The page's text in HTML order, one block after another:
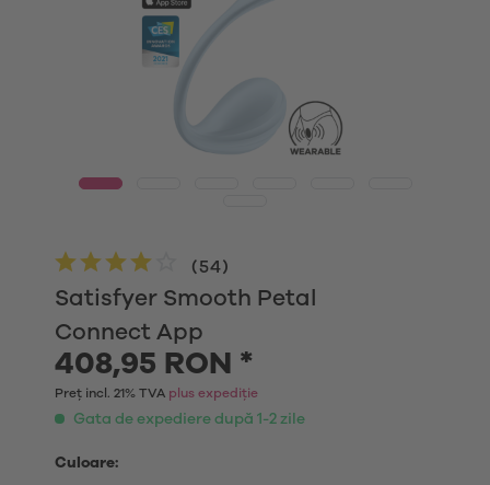
Satisfyer Smooth Petal
Connect App
(54)
408,95 RON *
Preț incl. 21% TVA plus expediție
Gata de expediere după 1-2 zile
Culoare: